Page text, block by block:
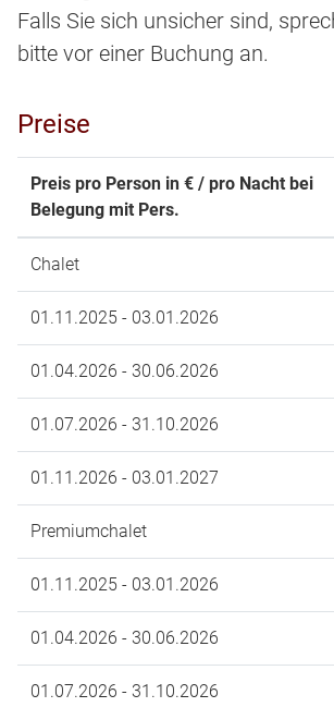
Falls Sie sich unsicher sind,
bitte vor einer Buchung an.
Preise
Preis pro Person in € / pro Nacht bei
Belegung mit Pers.
Chalet
01.11.2025 - 03.01.2026
01.04.2026 - 30.06.2026
01.07.2026 - 31.10.2026
01.11.2026 - 03.01.2027
Premiumchalet
01.11.2025 - 03.01.2026
01.04.2026 - 30.06.2026
01.07.2026 - 31.10.2026